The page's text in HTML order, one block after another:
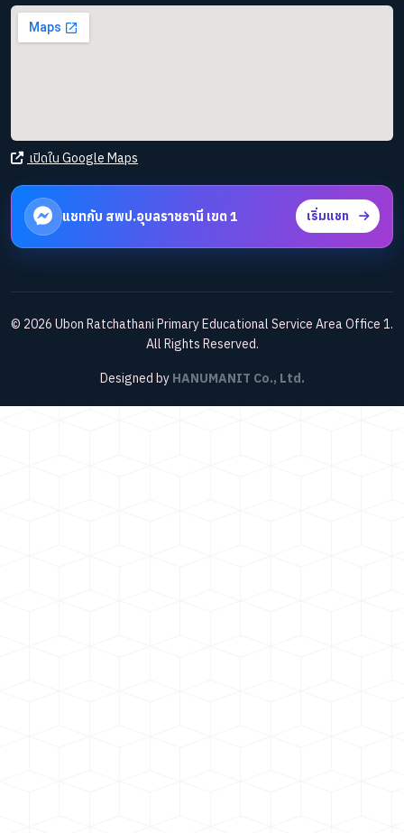
เปิดใน Google Maps
แชทกับ สพป.อุบลราชธานี เขต 1 เริ่มแชท
© 2026 Ubon Ratchathani Primary Educational Service Area Office 1.
All Rights Reserved.
Designed by HANUMANIT Co., Ltd.